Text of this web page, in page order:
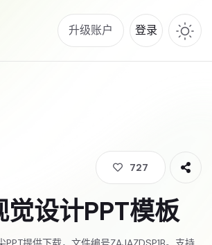
升级账户 登录
727
设计PPT模板